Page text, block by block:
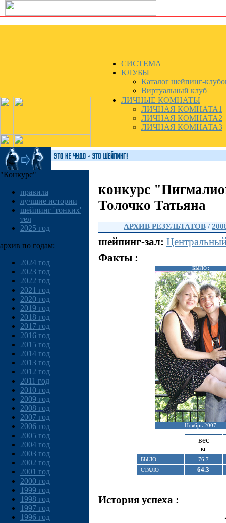
СИСТЕМА
КЛУБЫ
Каталог шейпинг-
Виртуальный клуб
ЛИЧНЫЕ КОМНАТЫ
ЛИЧНАЯ КОМНАТА1
ЛИЧНАЯ КОМНАТА2
ЛИЧНАЯ КОМНАТА3
"Конкурс"
правила
лучшие истории
шейпинг 'тонких'
тел
2025 год
архив по годам:
2024 год
2023 год
2022 год
2021 год
2020 год
2019 год
2018 год
2017 год
2016 год
2015 год
2014 год
2013 год
2012 год
2011 год
2010 год
2009 год
2008 год
2007 год
2006 год
2005 год
2004 год
2003 год
2002 год
2001 год
2000 год
1999 год
1998 год
1997 год
1996 год
конкурс
Толочко Татьяна
АРХИВ РЕЗУЛЬТАТОВ /
шейпинг-зал:
Факты :
БЫЛО :
Ноябрь 2007
вес
кг
БЫЛО
76.7
СТАЛО
64.3
История успеха :